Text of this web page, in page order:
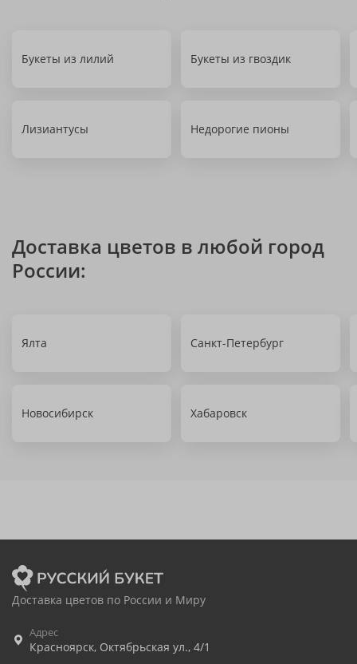
Букеты из лилий Букеты из гвоздик
Лизиантусы Недорогие пионы
Доставка цветов в любой город
России:
Ялта Санкт-Петербург
Новосибирск Хабаровск
Доставка цветов по России и Миру
Адрес
Красноярск, Октябрьская ул., 4/1